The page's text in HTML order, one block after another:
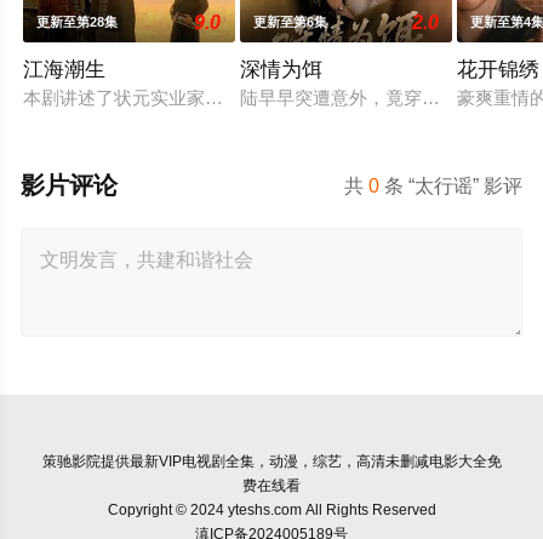
更新至第28集 9.0
江海潮生
本剧讲述了状元实业家张謇创办大生企业，实业报国的故事。甲
更新至第6集 2.0
深情为饵
陆早早突遭意外，竟穿越成民国少
更新至第4
花开锦绣
豪爽重情
共0 条 “太行谣” 影评
影片评论
策驰影院提供最新VIP电视剧全集，动漫，综艺，高清未删减电影大全免
费在线看
Copyright © 2024 yteshs.com All Rights Reserved
滇ICP备2024005189号